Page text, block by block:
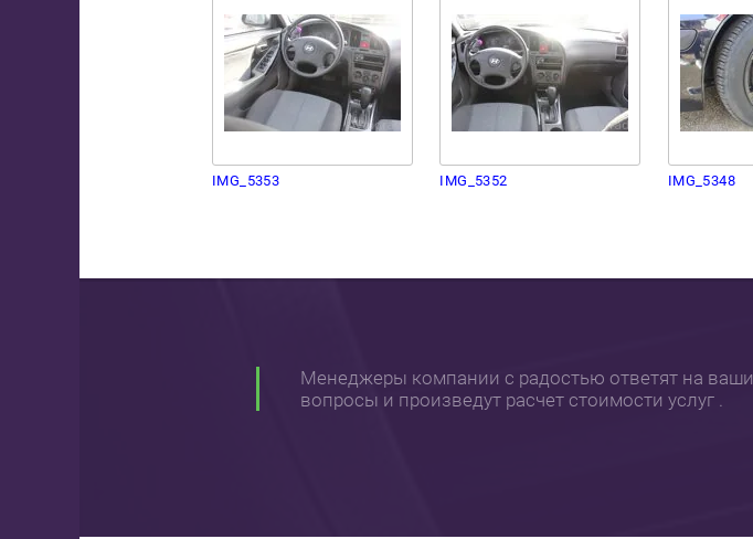
IMG_5353 IMG_5352 IMG_5348
Менеджеры компании с радостью ответят на ваши
вопросы и произведут расчет стоимости услуг .